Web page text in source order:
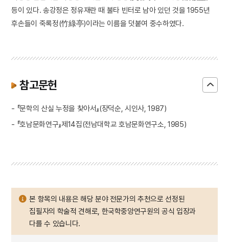
등이 있다. 송강정은 정유재란 때 불타 빈터로 남아 있던 것을 1955년
후손들이 죽록정(竹綠亭)이라는 이름을 덧붙여 중수하였다.
참고문헌
- 『문학의 산실 누정을 찾아서』(장덕순, 시인사, 1987)
- 『호남문화연구』제14집(전남대학교 호남문화연구소, 1985)
본 항목의 내용은 해당 분야 전문가의 추천으로 선정된
집필자의 학술적 견해로, 한국학중앙연구원의 공식 입장과
다를 수 있습니다.